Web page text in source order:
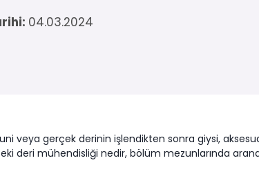
04.03.2024
veya gerçek derinin işlendikten sonra giysi,
deri mühendisliği nedir, bölüm mezunlarında